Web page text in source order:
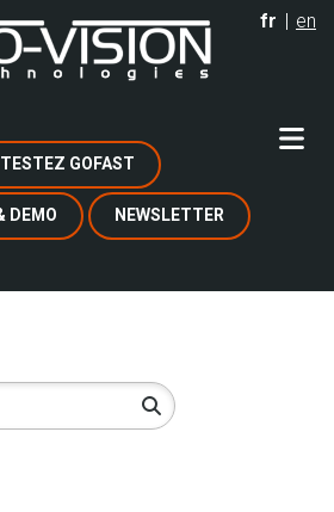
fr en
TESTEZ GOFAST
DEMO NEWSLETTER